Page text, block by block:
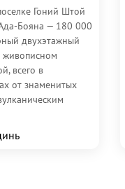
Гоний Штой
Бояна — 180 000
двухэтажный
всего в
от знаменитых